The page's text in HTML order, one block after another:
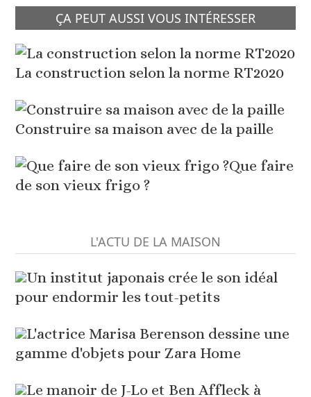
ÇA PEUT AUSSI VOUS INTÉRESSER
La construction selon la norme RT2020
Construire sa maison avec de la paille
Que faire
de son vieux frigo ?
L'ACTU DE LA MAISON
Un institut japonais crée le son idéal
pour endormir les tout-petits
L'actrice Marisa Berenson dessine une
gamme d'objets pour Zara Home
Le manoir de J-Lo et Ben Affleck à